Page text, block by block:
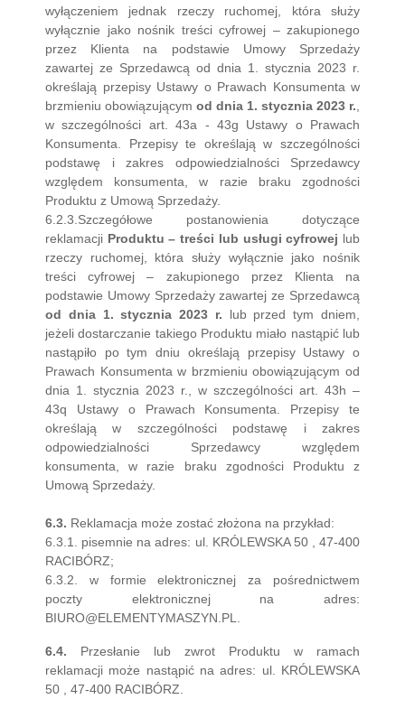
wyłączeniem jednak rzeczy ruchomej, która służy
wyłącznie jako nośnik treści cyfrowej – zakupionego
przez Klienta na podstawie Umowy Sprzedaży
zawartej ze Sprzedawcą od dnia 1. stycznia 2023 r.
określają przepisy Ustawy o Prawach Konsumenta w
brzmieniu obowiązującym od dnia 1. stycznia 2023 r.
w szczególności art. 43a - 43g Ustawy o Prawach
Konsumenta. Przepisy te określają w szczególności
podstawę i zakres odpowiedzialności Sprzedawcy
względem konsumenta, w razie braku zgodności
Produktu z Umową Sprzedaży.
6.2.3.Szczegółowe postanowienia dotyczące
reklamacji Produktu – treści lub usługi cyfrowej lub
rzeczy ruchomej, która służy wyłącznie jako nośnik
treści cyfrowej – zakupionego przez Klienta na
podstawie Umowy Sprzedaży zawartej ze Sprzedawcą
od dnia 1. stycznia 2023 r. lub przed tym dniem,
jeżeli dostarczanie takiego Produktu miało nastąpić lub
nastąpiło po tym dniu określają przepisy Ustawy o
Prawach Konsumenta w brzmieniu obowiązującym od
dnia 1. stycznia 2023 r., w szczególności art. 43h –
43q Ustawy o Prawach Konsumenta. Przepisy te
określają w szczególności podstawę i zakres
odpowiedzialności Sprzedawcy względem
konsumenta, w razie braku zgodności Produktu z
Umową Sprzedaży.
6.3. Reklamacja może zostać złożona na przykład:
6.3.1. pisemnie na adres: ul. KRÓLEWSKA 50 , 47-400
RACIBÓRZ;
6.3.2. w formie elektronicznej za pośrednictwem
poczty elektronicznej na adres:
BIURO@ELEMENTYMASZYN.PL.
6.4. Przesłanie lub zwrot Produktu w ramach
reklamacji może nastąpić na adres: ul. KRÓLEWSKA
50 , 47-400 RACIBÓRZ.